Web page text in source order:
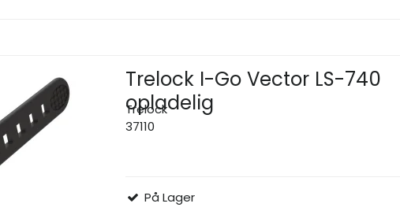
Trelock I-Go Vector LS-740
opladelig
Trelock
37110
På Lager